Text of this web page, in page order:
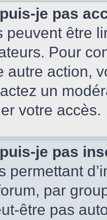
je pas
peuvent être
Pour
autre action,
un
votre accès.
je pas
permettant
par
être pas